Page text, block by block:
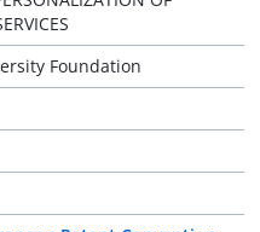
Foundation